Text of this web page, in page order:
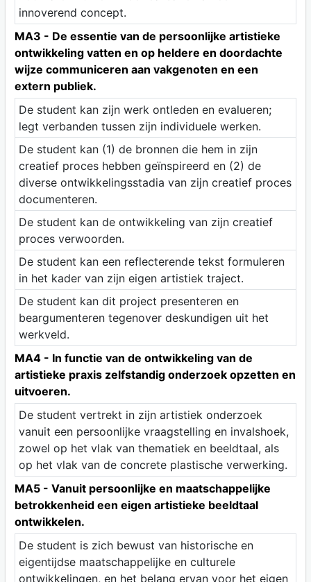
innoverend concept.
MA3 - De essentie van de persoonlijke artistieke
ontwikkeling vatten en op heldere en doordachte
wijze communiceren aan vakgenoten en een
extern publiek.
De student kan zijn werk ontleden en evalueren;
legt verbanden tussen zijn individuele werken.
De student kan (1) de bronnen die hem in zijn
creatief proces hebben geïnspireerd en (2) de
diverse ontwikkelingsstadia van zijn creatief proces
documenteren.
De student kan de ontwikkeling van zijn creatief
proces verwoorden.
De student kan een reflecterende tekst formuleren
in het kader van zijn eigen artistiek traject.
De student kan dit project presenteren en
beargumenteren tegenover deskundigen uit het
werkveld.
MA4 - In functie van de ontwikkeling van de
artistieke praxis zelfstandig onderzoek opzetten en
uitvoeren.
De student vertrekt in zijn artistiek onderzoek
vanuit een persoonlijke vraagstelling en invalshoek,
zowel op het vlak van thematiek en beeldtaal, als
op het vlak van de concrete plastische verwerking.
MA5 - Vanuit persoonlijke en maatschappelijke
betrokkenheid een eigen artistieke beeldtaal
ontwikkelen.
De student is zich bewust van historische en
eigentijdse maatschappelijke en culturele
ontwikkelingen, en het belang ervan voor het eigen